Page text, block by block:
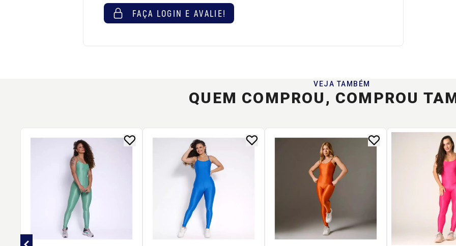
FAÇA LOGIN E AVALIE!
VEJA TAMBÉM
QUEM COMPROU, COMPROU